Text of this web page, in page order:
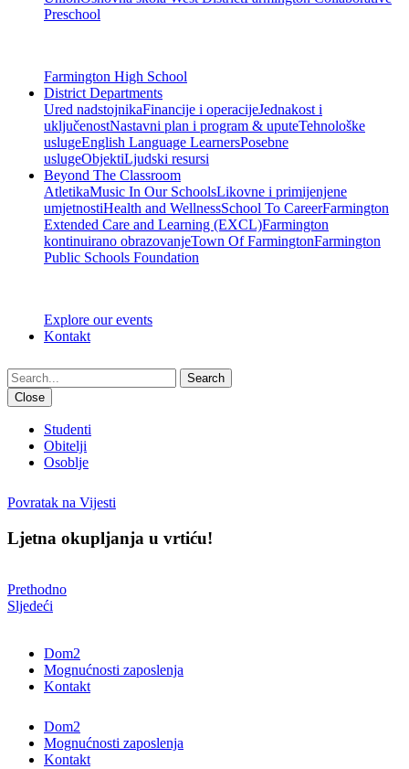
Preschool
Farmington High School
District Departments
Ured nadstojnikaFinancije i operacijeJednakost i
uključenostNastavni plan i program & uputeTehnološke
uslugeEnglish Language LearnersPosebne
uslugeObjektiLjudski resursi
Beyond The Classroom
AtletikaMusic In Our SchoolsLikovne i primijenjene
umjetnostiHealth and WellnessSchool To CareerFarmington
Extended Care and Learning (EXCL)Farmington
kontinuirano obrazovanjeTown Of FarmingtonFarmington
Public Schools Foundation
Explore our events
Kontakt
Search
Close
Studenti
Obitelji
Osoblje
Povratak na Vijesti
Ljetna okupljanja u vrtiću!
Prethodno
Sljedeći
Dom2
Mognućnosti zaposlenja
Kontakt
Dom2
Mognućnosti zaposlenja
Kontakt